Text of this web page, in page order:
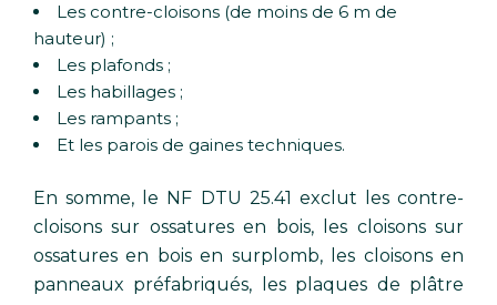
Les contre-cloisons (de moins de 6 m de
hauteur) ;
Les plafonds ;
Les habillages ;
Les rampants ;
Et les parois de gaines techniques.
En somme, le NF DTU 25.41 exclut les contre-
cloisons sur ossatures en bois, les cloisons sur
ossatures en bois en surplomb, les cloisons en
panneaux préfabriqués, les plaques de plâtre